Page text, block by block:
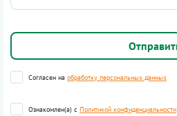
Согласен на обработку персональных данных
Ознакомлен(а) с Политикой конфиденциальности